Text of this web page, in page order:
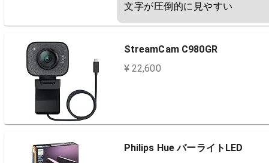
文字が圧倒的に見やすい
StreamCam C980GR
¥ 22,600
Philips Hue バーライトLED